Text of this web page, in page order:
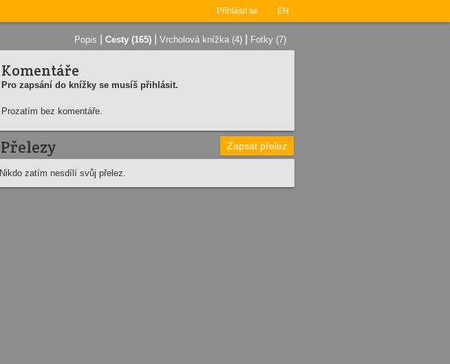
Přihlásit se EN
Popis Cesty (165) Vrcholová knížka (4) Fotky (7)
Komentáře
Pro zapsání do knížky se musíš přihlásit.
Prozatím bez komentáře.
Přelezy Zapsat přelez
Nikdo zatím nesdílí svůj přelez.